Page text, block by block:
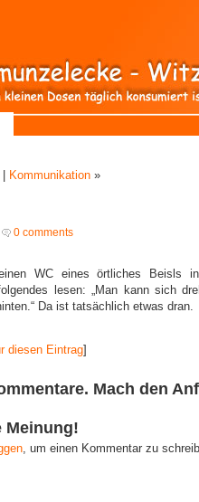
Kommunikation »
0 comments
WC eines örtliches Beisls
lesen: „Man kann sich
Da ist tatsächlich etwas dran.
diesen Eintrag]
Mach den
Meinung!
, um einen Kommentar zu